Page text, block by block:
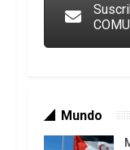
Mundo